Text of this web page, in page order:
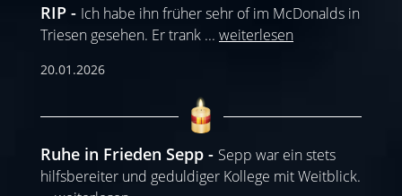
RIP
Ich habe ihn früher sehr of im McDonalds in
Triesen gesehen. Er trank ... weiterlesen
20.01.2026
Ruhe in Frieden Sepp
Sepp war ein stets
hilfsbereiter und geduldiger Kollege mit Weitblick.